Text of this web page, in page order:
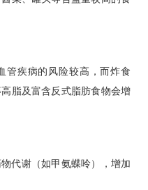
管疾病的风险较高，而炸食
脂及富含反式脂肪食物会增
代谢（如甲氨蝶呤），增加